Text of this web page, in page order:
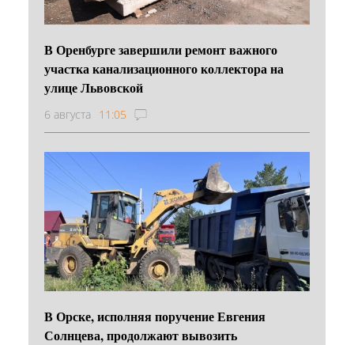
В Оренбурге завершили ремонт важного
участка канализационного коллектора на
улице Львовской
6 августа 11:05
В Орске, исполняя поручение Евгения
Солнцева, продолжают вывозить